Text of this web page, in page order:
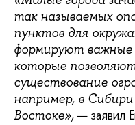
так называемых
пунктов для
формируют важные
которые
существование
например, в
Востоке», — заявил